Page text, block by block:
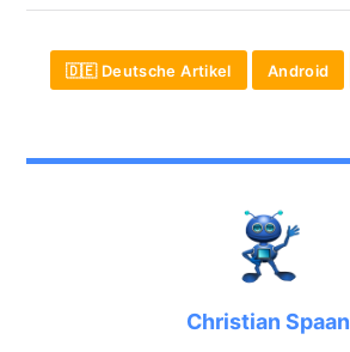
🇩🇪 Deutsche Artikel Android
Christian Spaan